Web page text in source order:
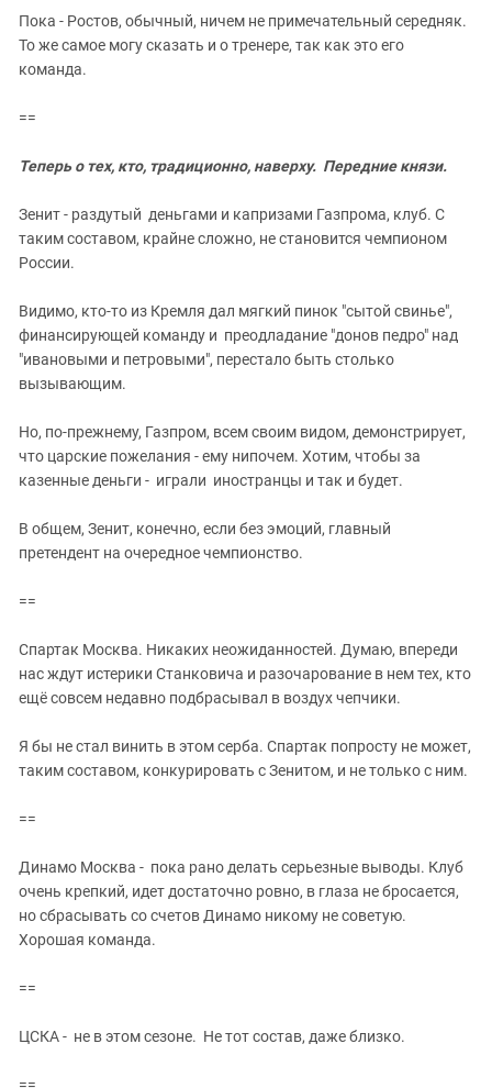
Пока - Ростов, обычный, ничем не примечательный середняк.
То же самое могу сказать и о тренере, так как это его
команда.
==
Теперь о тех, кто, традиционно, наверху. Передние князи.
Зенит - раздутый деньгами и капризами Газпрома, клуб. С
таким составом, крайне сложно, не становится чемпионом
России.
Видимо, кто-то из Кремля дал мягкий пинок "сытой свинье",
финансирующей команду и преодладание "донов педро" над
"ивановыми и петровыми", перестало быть столько
вызывающим.
Но, по-прежнему, Газпром, всем своим видом, демонстрирует,
что царские пожелания - ему нипочем. Хотим, чтобы за
казенные деньги - играли иностранцы и так и будет.
В общем, Зенит, конечно, если без эмоций, главный
претендент на очередное чемпионство.
==
Спартак Москва. Никаких неожиданностей. Думаю, впереди
нас ждут истерики Станковича и разочарование в нем тех, кто
ещё совсем недавно подбрасывал в воздух чепчики.
Я бы не стал винить в этом серба. Спартак попросту не может,
таким составом, конкурировать с Зенитом, и не только с ним.
==
Динамо Москва - пока рано делать серьезные выводы. Клуб
очень крепкий, идет достаточно ровно, в глаза не бросается,
но сбрасывать со счетов Динамо никому не советую.
Хорошая команда.
==
ЦСКА - не в этом сезоне. Не тот состав, даже близко.
==